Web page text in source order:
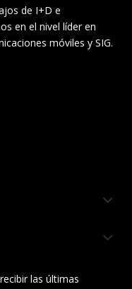
de I+D e
en el nivel líder en
móviles y SIG.
las últimas